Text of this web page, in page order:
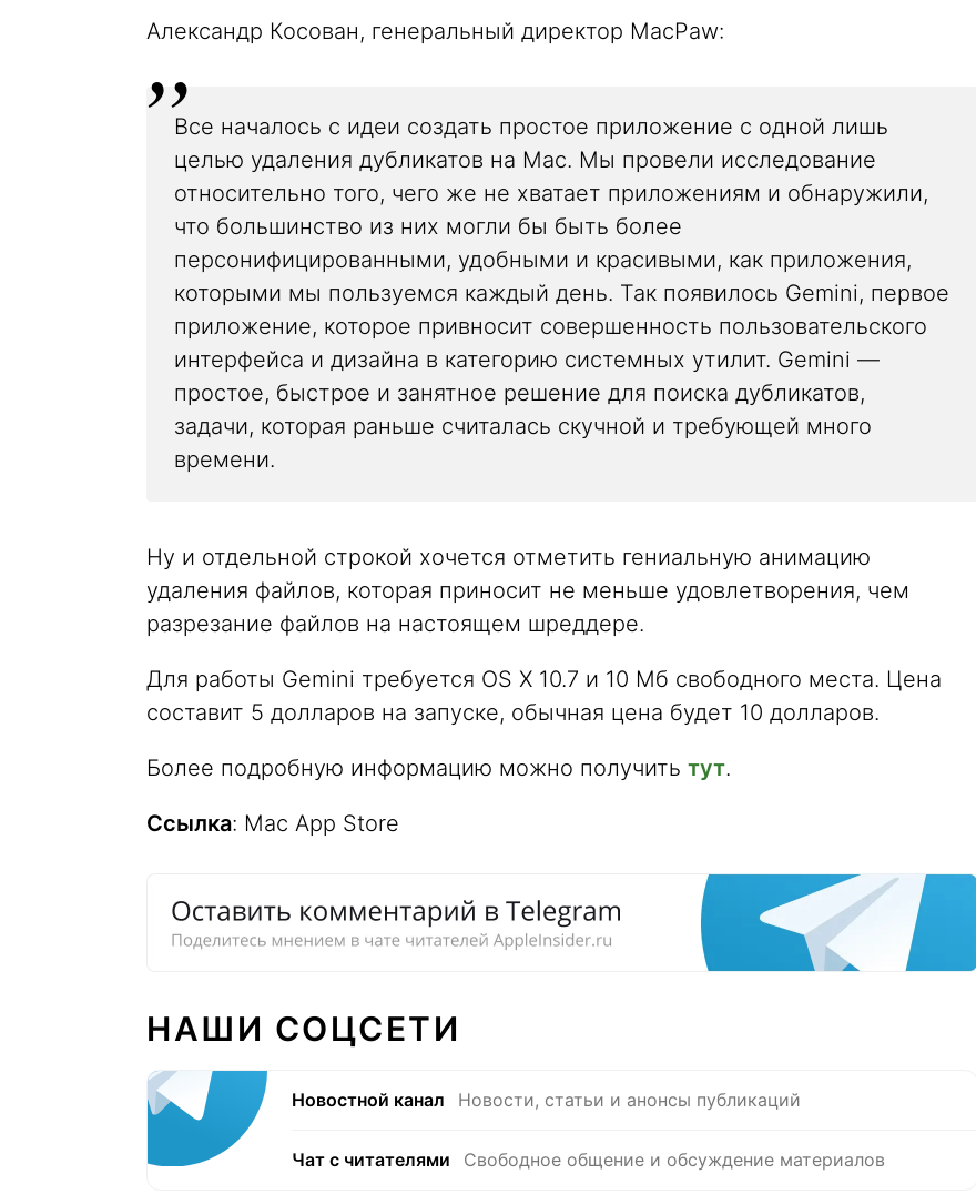
Александр Косован, генеральный директор MacPaw:
Все началось с идеи создать простое приложение с одной лишь
целью удаления дубликатов на Mac. Мы провели исследование
относительно того, чего же не хватает приложениям и обнаружили,
что большинство из них могли бы быть более
персонифицированными, удобными и красивыми, как приложения,
которыми мы пользуемся каждый день. Так появилось Gemini, первое
приложение, которое привносит совершенность пользовательского
интерфейса и дизайна в категорию системных утилит. Gemini —
простое, быстрое и занятное решение для поиска дубликатов,
задачи, которая раньше считалась скучной и требующей много
времени.
Ну и отдельной строкой хочется отметить гениальную анимацию
удаления файлов, которая приносит не меньше удовлетворения, чем
разрезание файлов на настоящем шреддере.
Для работы Gemini требуется OS X 10.7 и 10 Мб свободного места. Цена
составит 5 долларов на запуске, обычная цена будет 10 долларов.
Более подробную информацию можно получить тут.
Ссылка: Mac App Store
НАШИ СОЦСЕТИ
Новостной канал Новости, статьи и анонсы публикаций
Чат с читателями Свободное общение и обсуждение материалов